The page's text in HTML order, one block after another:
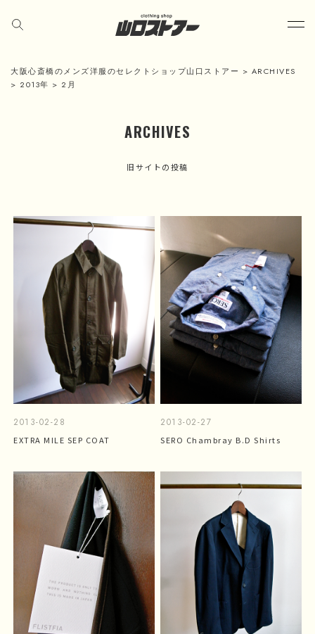
大阪心斎橋のメンズ洋服のセレクトショップ山口ストアー > ARCHIVES
> 2013年 > 2月
ARCHIVES
旧サイトの投稿
2013-02-28
EXTRA MILE SEP COAT
2013-02-27
SERO Chambray B.D Shirts